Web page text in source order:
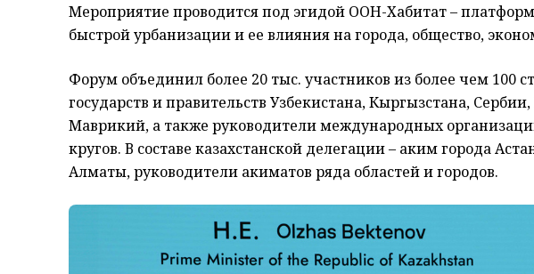
Мероприятие проводится под эгидой ООН-Хабитат –
быстрой урбанизации и ее влияния на города, общество,
Форум объединил более 20 тыс. участников из более чем 100
государств и правительств Узбекистана, Кыргызстана,
Маврикий, а также руководители международных
кругов. В составе казахстанской делегации – аким города
Алматы, руководители акиматов ряда областей и городов.